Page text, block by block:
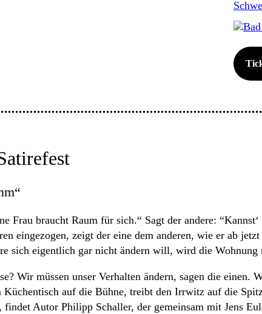
Frau braucht Raum für sich.“ Sagt der andere:
eingezogen, zeigt der eine dem anderen, wie er ab
sich eigentlich gar nicht ändern will, wird die Wohnung
Wir müssen unser Verhalten ändern, sagen die
auf die Bühne, treibt den Irrwitz auf die
Autor Philipp Schaller, der gemeinsam mit Jens